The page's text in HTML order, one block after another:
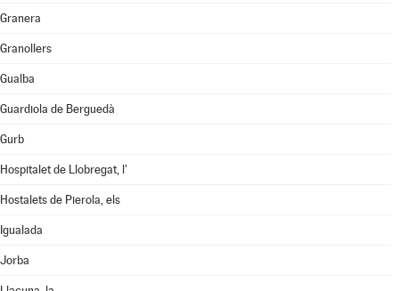
Granera
Granollers
Gualba
Guardiola de Berguedà
Gurb
Hospitalet de Llobregat, l'
Hostalets de Pierola, els
Igualada
Jorba